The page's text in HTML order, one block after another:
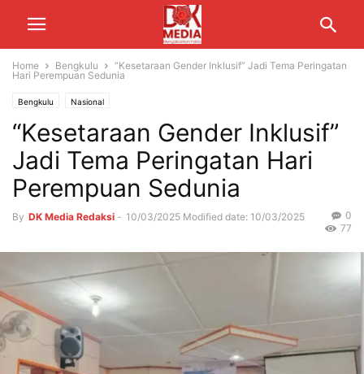
Home Bengkulu
“Kesetaraan Gender Inklusif” Jadi Tema Peringatan
Hari Perempuan Sedunia
Bengkulu Nasional
“Kesetaraan Gender Inklusif”
Jadi Tema Peringatan Hari
Perempuan Sedunia
By DK Media Redaksi - 10/03/2025 Modified date: 10/03/2025
0
77